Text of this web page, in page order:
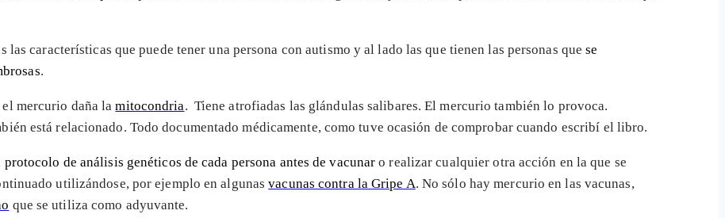
las características que puede tener una persona con autismo y al lado las que tienen las personas quese
.
mercurio daña lamitocondria. Tiene atrofiadas las glándulas salibares. El mercurio también lo provoca.
está relacionado. Todo documentado médicamente, como tuve ocasión de comprobar cuando escribí el libro.
protocolo de análisis genéticos de cada persona antes de vacunar o realizar cualquier otra acción en la que se
utilizándose, por ejemplo en algunasvacunas contra la Gripe A. No sólo hay mercurio en las vacunas,
que se utiliza como adyuvante.